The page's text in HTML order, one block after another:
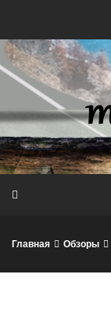
content
Главная Обзоры